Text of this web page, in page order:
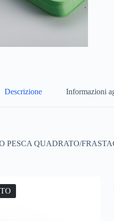
Descrizione Informazioni
PESCA QUADRATO/